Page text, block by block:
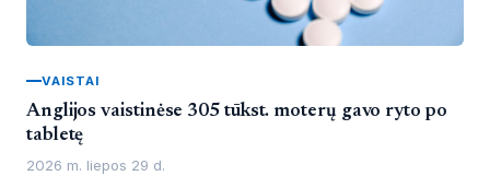
VAISTAI
Anglijos vaistinėse 305 tūkst. moterų gavo ryto po
tabletę
2026 m. liepos 29 d.